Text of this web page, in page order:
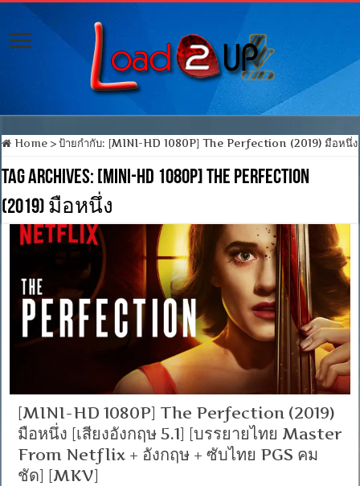
Home > ป้ายกำกับ: [MINI-HD 1080P] The Perfection (2019) มือหนึ่ง
Tag Archives: [MINI-HD 1080P] The Perfection
(2019) มือหนึ่ง
[MINI-HD 1080P] The Perfection (2019)
มือหนึ่ง [เสียงอังกฤษ 5.1] [บรรยายไทย Master
From Netflix + อังกฤษ + ซับไทย PGS คม
ชัด] [MKV]